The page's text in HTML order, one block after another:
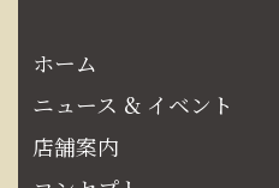
ホーム
ニュース & イベント
店舗案内